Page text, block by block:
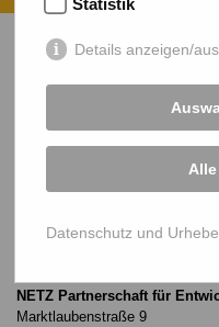
Sichere
NETZ Partnerschaft für
Marktlaubenstraße 9
Statistik
Details anzeigen/
Datenschutz und